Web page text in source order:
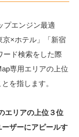
プエンジン最適
京×ホテル」「新宿
ード検索をした際
専用エリアの上位
を指します。
エリアの上位３位
ザーにアピールす